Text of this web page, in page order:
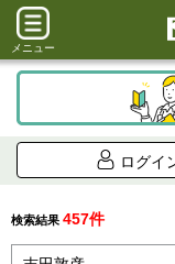
メニュー
ログイ
検索結果 457件